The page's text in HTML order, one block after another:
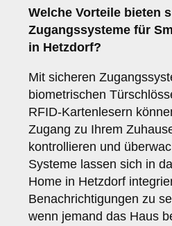
Welche Vorteile bieten
Zugangssysteme für
in Hetzdorf?
Mit sicheren
biometrischen
RFID-Kartenlesern
Zugang zu Ihrem
kontrollieren und
Systeme lassen sich in
Home in Hetzdorf
Benachrichtigungen zu
wenn jemand das Haus